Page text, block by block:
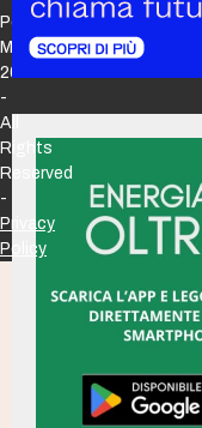
Policy
Maker
2026
-
All
Rights
Reserved
-
Privacy
Policy